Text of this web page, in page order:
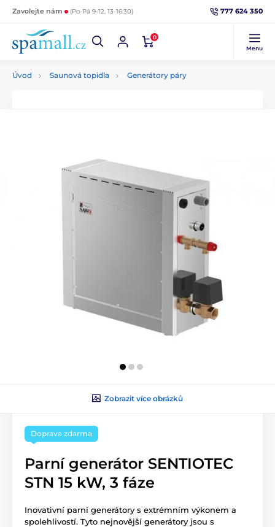
Zavolejte nám (Po-Pá 9-12, 13-16:30) 777 624 350
0
Menu
Úvod Saunová topidla Generátory páry
Zobrazit více obrázků
Doprava zdarma
Parní generátor SENTIOTEC
STN 15 kW, 3 fáze
Inovativní parní generátory s extrémním výkonem a
spolehlivostí. Tyto nejnovější generátory jsou s